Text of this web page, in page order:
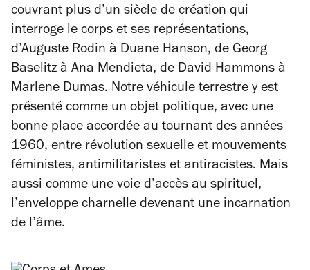
couvrant plus d’un siècle de création qui
interroge le corps et ses représentations,
d’Auguste Rodin à Duane Hanson, de Georg
Baselitz à Ana Mendieta, de David Hammons à
Marlene Dumas. Notre véhicule terrestre y est
présenté comme un objet politique, avec une
bonne place accordée au tournant des années
1960, entre révolution sexuelle et mouvements
féministes, antimilitaristes et antiracistes. Mais
aussi comme une voie d’accès au spirituel,
l’enveloppe charnelle devenant une incarnation
de l’âme.